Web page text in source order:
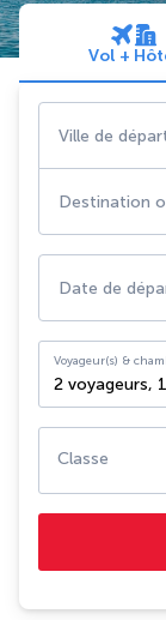
Vol +
Ville de
Destination
Date de
Voyageur(s) &
2 voyageurs,
Classe